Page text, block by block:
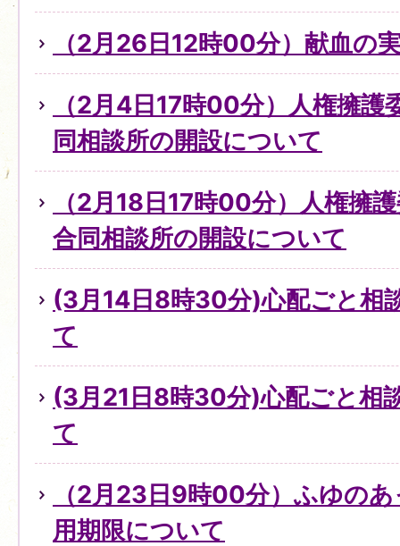
（2月26日12時00分）献血の
（2月4日17時00分）人権擁護
同相談所の開設について
（2月18日17時00分）人権擁
合同相談所の開設について
(3月14日8時30分)心配ごと相
て
(3月21日8時30分)心配ごと相
て
（2月23日9時00分）ふゆの
用期限について